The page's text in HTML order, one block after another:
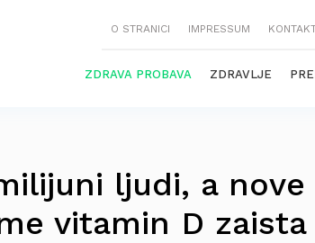
O STRANICI IMPRESSUM
ZDRAVA PROBAVA ZDRAVLJE
ljudi, a
vitamin D zaista